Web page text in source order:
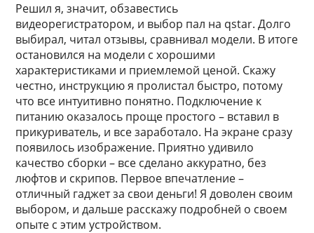
Решил я, значит, обзавестись
видеорегистратором, и выбор пал на qstar. Долго
выбирал, читал отзывы, сравнивал модели. В итоге
остановился на модели с хорошими
характеристиками и приемлемой ценой. Скажу
честно, инструкцию я пролистал быстро, потому
что все интуитивно понятно. Подключение к
питанию оказалось проще простого – вставил в
прикуриватель, и все заработало. На экране сразу
появилось изображение. Приятно удивило
качество сборки – все сделано аккуратно, без
люфтов и скрипов. Первое впечатление –
отличный гаджет за свои деньги! Я доволен своим
выбором, и дальше расскажу подробней о своем
опыте с этим устройством.